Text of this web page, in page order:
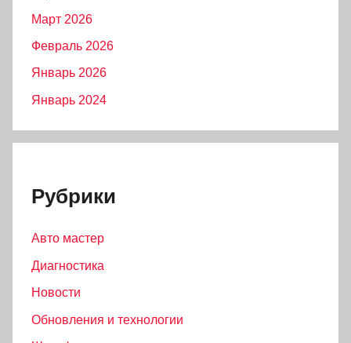
Март 2026
Февраль 2026
Январь 2026
Январь 2024
Рубрики
Авто мастер
Диагностика
Новости
Обновления и технологии